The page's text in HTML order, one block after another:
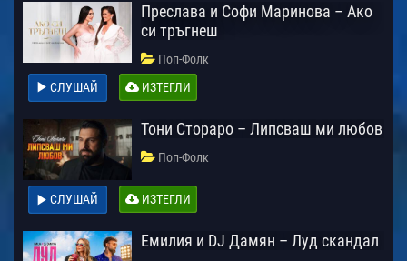
Преслава и Софи Маринова – Ако
си тръгнеш
Поп-Фолк
СЛУШАЙ
ИЗТЕГЛИ
Тони Стораро – Липсваш ми любов
Поп-Фолк
СЛУШАЙ ИЗТЕГЛИ
Емилия и DJ Дамян – Луд скандал